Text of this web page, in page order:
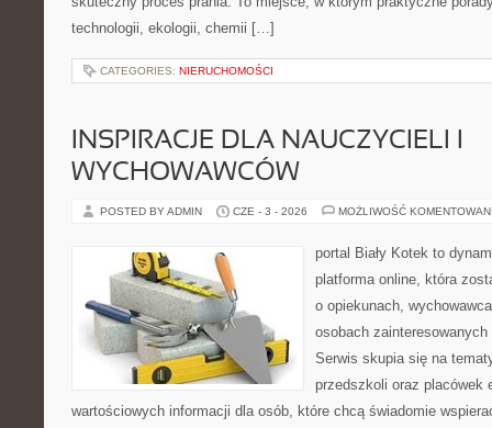
technologii, ekologii, chemii […]
CATEGORIES: NIERUCHOMOŚCI
INSPIRACJE DLA NAUCZYCIELI I
WYCHOWAWCÓW
POSTED BY ADMIN CZE - 3 - 2026 MOŻLIWOŚĆ
portal Biały Kotek to
platforma online, która
o opiekunach,
osobach
Serwis skupia się na
przedszkoli oraz placówek
wartościowych informacji dla osób, które chcą świadomie